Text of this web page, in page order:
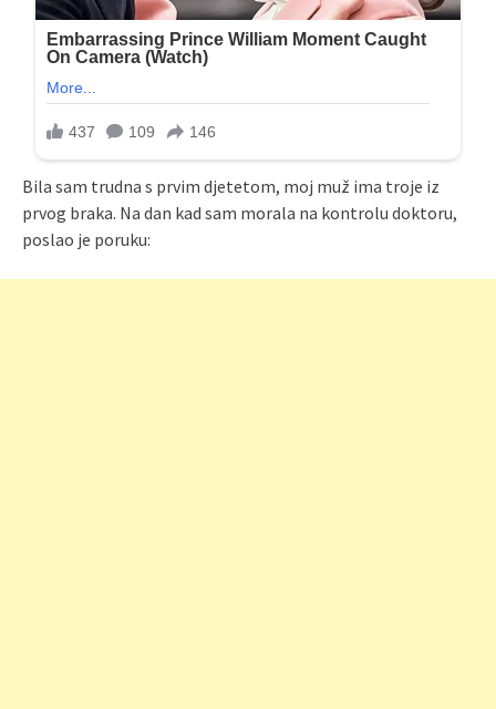
Bila sam trudna s prvim djetetom, moj muž ima troje iz
prvog braka. Na dan kad sam morala na kontrolu doktoru,
poslao je poruku: